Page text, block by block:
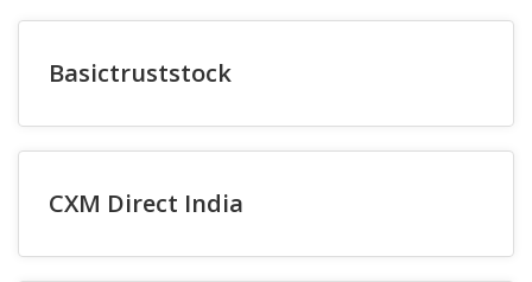
Basictruststock
CXM Direct India